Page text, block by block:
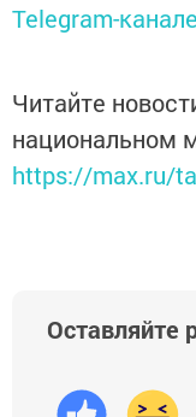
Telegram-канале
Читайте
национальном
https://max.ru/
Оставляйте